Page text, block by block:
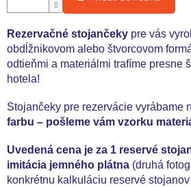
Rezervačné stojančeky pre vás
obdĺžnikovom alebo štvorcovom
odtieňmi a materiálmi trafíme presne
hotela!
Stojančeky pre rezervácie vyrábame
farbu – pošleme vám vzorku
Uvedená cena je za 1 reservé
imitácia jemného plátna (druhá
konkrétnu kalkuláciu reservé